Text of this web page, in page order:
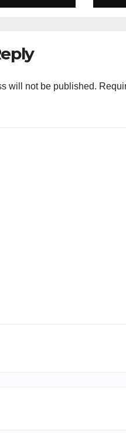
will not be published.